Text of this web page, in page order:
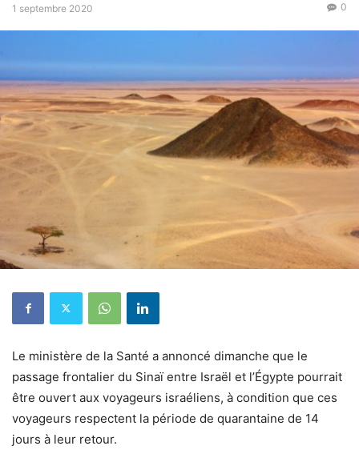
1 septembre 2020 0
Le ministère de la Santé a annoncé dimanche que le
passage frontalier du Sinaï entre Israël et l’Égypte pourrait
être ouvert aux voyageurs israéliens, à condition que ces
voyageurs respectent la période de quarantaine de 14
jours à leur retour.